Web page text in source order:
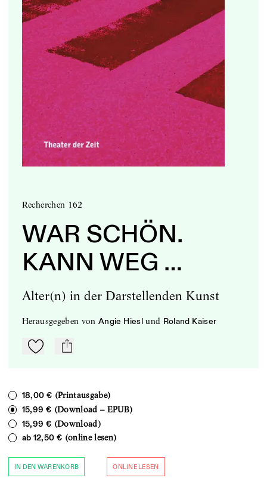
Recherchen 162
WAR SCHÖN.
KANN WEG …
Alter(n) in der Darstellenden Kunst
herausgegeben von Angie Hiesl und Roland Kaiser
Zu Mein-TdZ hinzufügen
mail
18,00 € (Printausgabe)
15,99 € (Download – EPUB)
15,99 € (Download)
ab 12,50 € (online lesen)
IN DEN WARENKORB ONLINE LESEN